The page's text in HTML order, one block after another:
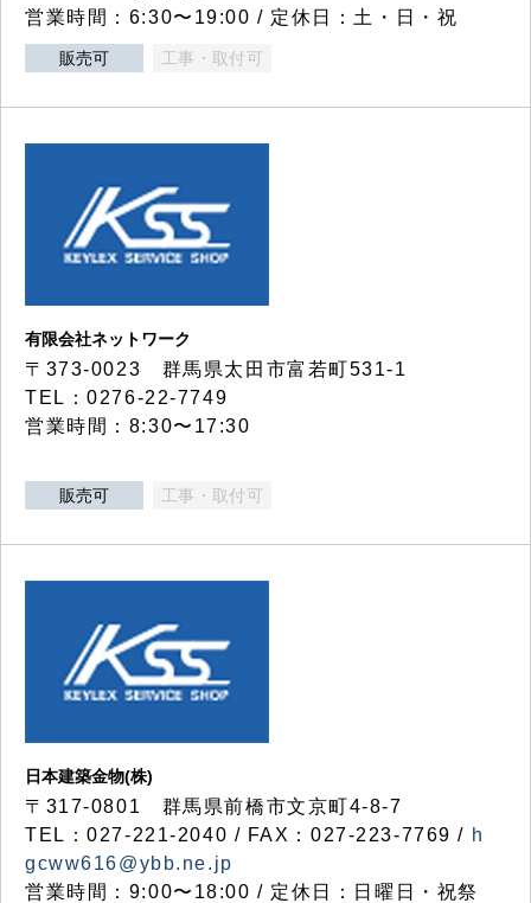
営業時間：6:30〜19:00 / 定休日：土・日・祝
販売可 工事・取付可
有限会社ネットワーク
〒373-0023 群馬県太田市富若町531-1
TEL：0276-22-7749
営業時間：8:30〜17:30
販売可 工事・取付可
日本建築金物(株)
〒317‐0801 群馬県前橋市文京町4-8-7
TEL：027-221-2040 / FAX：027-223-7769 / h
gcww616@ybb.ne.jp
営業時間：9:00〜18:00 / 定休日：日曜日・祝祭